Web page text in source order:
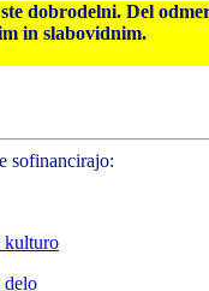
dobrodelni. Del
in slabovidnim.
sofinancirajo: